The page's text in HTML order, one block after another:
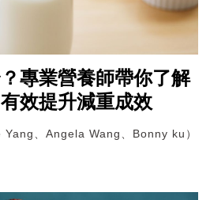
專業營養師帶你了解
效提升減重成效
、Angela Wang、Bonny ku）